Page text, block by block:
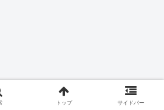
トップ サイドバー